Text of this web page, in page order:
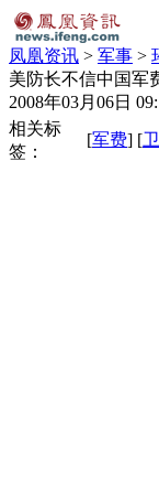
凤凰资讯 > 军事 >
美防长不信中国军
2008年03月06日
相关标
签：
[军费] [